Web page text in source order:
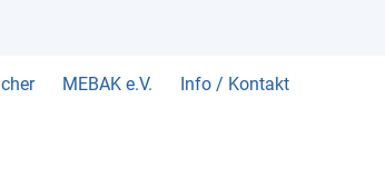
MEBAK e.V. Info / Kontakt